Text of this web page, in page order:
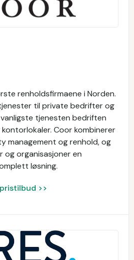
renholdsfirmaene i Norden.
til private bedrifter og
tjenesten bedriften
Coor kombinerer
management og renhold, og
og organisasjoner en
løsning.
>>